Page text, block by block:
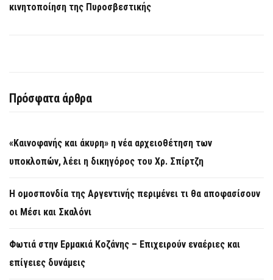
κινητοποίηση της Πυροσβεστικής
Πρόσφατα άρθρα
«Καινοφανής και άκυρη» η νέα αρχειοθέτηση των
υποκλοπών, λέει η δικηγόρος του Χρ. Σπίρτζη
Η ομοσπονδία της Αργεντινής περιμένει τι θα αποφασίσουν
οι Μέσι και Σκαλόνι
Φωτιά στην Ερμακιά Κοζάνης – Επιχειρούν εναέριες και
επίγειες δυνάμεις